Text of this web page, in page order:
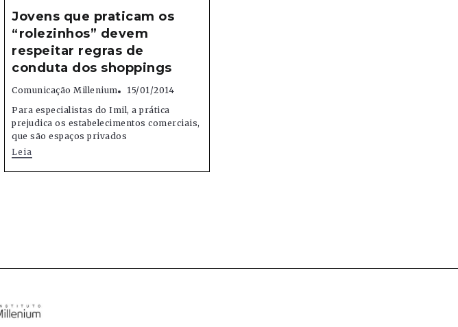
Jovens que praticam os
“rolezinhos” devem
respeitar regras de
conduta dos shoppings
Comunicação Millenium
15/01/2014
Para especialistas do Imil, a prática
prejudica os estabelecimentos comerciais,
que são espaços privados
Leia